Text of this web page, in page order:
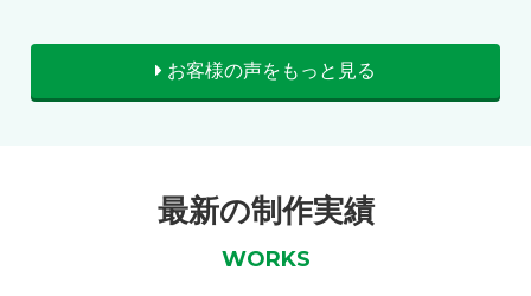
お客様の声をもっと見る
最新の制作実績
WORKS